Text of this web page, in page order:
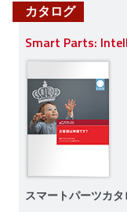
カタログ
Smart Parts:
スマートパーツカタ